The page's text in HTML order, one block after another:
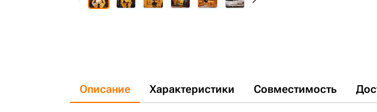
Описание Характеристики Совместимость